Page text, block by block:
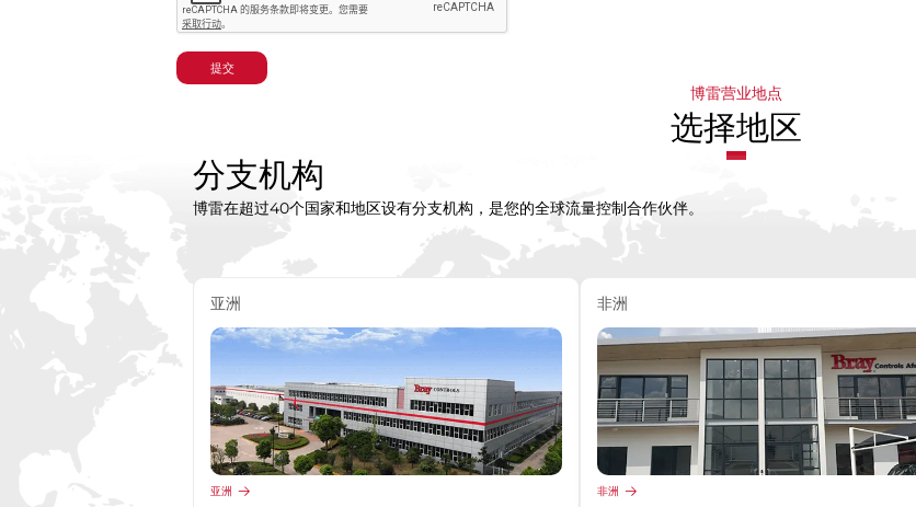
提交
博雷营业地点
选择地区
分支机构
博雷在超过40个国家和地区设有分支机构，是您的全球流量控制合作伙伴。
亚洲
亚洲
非洲
非洲